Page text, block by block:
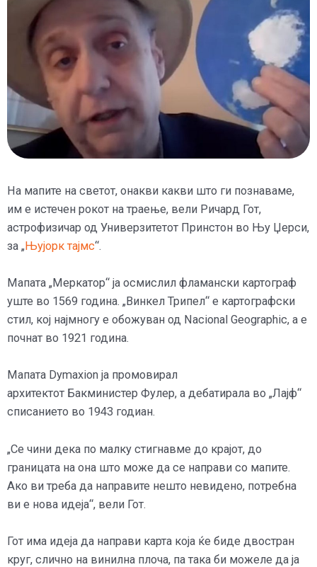
На мапите на светот, онакви какви што ги познаваме,
им е истечен рокот на траење, вели Ричард Гот,
астрофизичар од Универзитетот Принстон во Њу Џерси,
за „Њујорк тајмс“.
Мапата „Меркатор“ ја осмислил фламански картограф
уште во 1569 година. „Винкел Трипел“ е картографски
стил, кој најмногу е обожуван од Nacional Geographic, а е
почнат во 1921 година.
Мапата Dymaxion ја промовирал
архитектот Бакминистер Фулер, а дебатирала во „Лајф“
списанието во 1943 годиан.
„Се чини дека по малку стигнавме до крајот, до
границата на она што може да се направи со мапите.
Ако ви треба да направите нешто невидено, потребна
ви е нова идеја“, вели Гот.
Гот има идеја да направи карта која ќе биде двостран
круг, слично на винилна плоча, па така би можеле да ја